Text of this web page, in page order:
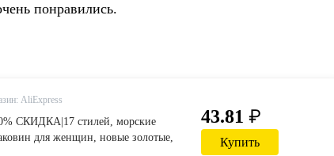
понравились.
AliExpress
СКИДКА|17 стилей, морские
для женщин, новые золотые,
43.81 ₽
Купить